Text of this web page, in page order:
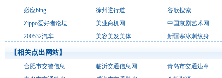
· 必应bing · 徐州逆行道 · 谷歌搜索
· Zippo爱好者论坛 · 美业商机网 · 中国京剧艺术网
· 200532汽车 · 美容美发美体 · 新疆寒冰刺纹身
【相关点出网站】
· 合肥市交警信息 · 临沂交通信息网 · 青岛市交通违章